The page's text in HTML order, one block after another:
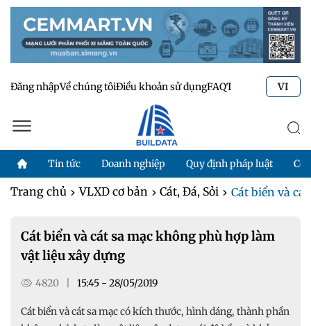
Đăng nhậpVề chúng tôiĐiều khoản sử dụngFAQTư vấn kỹ thuật
VI
Tin tức Doanh nghiệp Quy định pháp luật
Trang chủ VLXD cơ bản Cát, Đá, Sỏi Cát biển và
Cát biển và cát sa mạc không phù hợp làm
vật liệu xây dựng
4820 15:45 - 28/05/2019
Cát biển và cát sa mạc có kích thước, hình dáng, thành phần